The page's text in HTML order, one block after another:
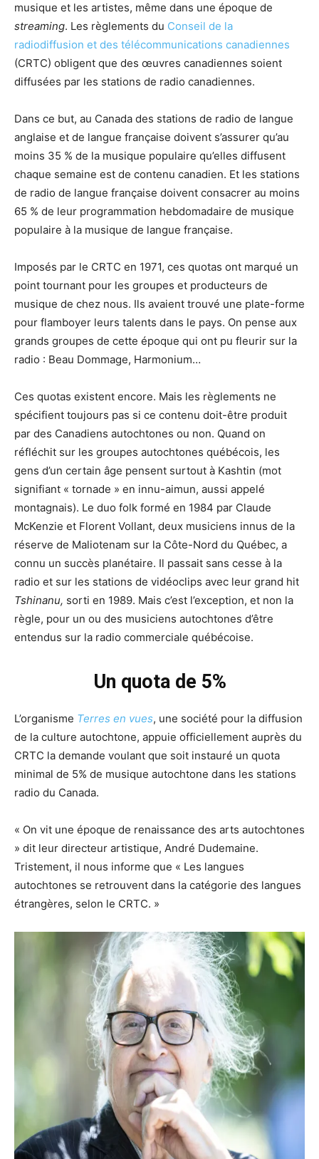
musique et les artistes, même dans une époque de
streaming. Les règlements du Conseil de la
radiodiffusion et des télécommunications canadiennes
(CRTC) obligent que des œuvres canadiennes soient
diffusées par les stations de radio canadiennes.
Dans ce but, au Canada des stations de radio de langue
anglaise et de langue française doivent s’assurer qu’au
moins 35 % de la musique populaire qu’elles diffusent
chaque semaine est de contenu canadien. Et les stations
de radio de langue française doivent consacrer au moins
65 % de leur programmation hebdomadaire de musique
populaire à la musique de langue française.
Imposés par le CRTC en 1971, ces quotas ont marqué un
point tournant pour les groupes et producteurs de
musique de chez nous. Ils avaient trouvé une plate-forme
pour flamboyer leurs talents dans le pays. On pense aux
grands groupes de cette époque qui ont pu fleurir sur la
radio : Beau Dommage, Harmonium…
Ces quotas existent encore. Mais les règlements ne
spécifient toujours pas si ce contenu doit-être produit
par des Canadiens autochtones ou non. Quand on
réfléchit sur les groupes autochtones québécois, les
gens d’un certain âge pensent surtout à Kashtin (mot
signifiant « tornade » en innu-aimun, aussi appelé
montagnais). Le duo folk formé en 1984 par Claude
McKenzie et Florent Vollant, deux musiciens innus de la
réserve de Maliotenam sur la Côte-Nord du Québec, a
connu un succès planétaire. Il passait sans cesse à la
radio et sur les stations de vidéoclips avec leur grand hit
Tshinanu, sorti en 1989. Mais c’est l’exception, et non la
règle, pour un ou des musiciens autochtones d’être
entendus sur la radio commerciale québécoise.
Un quota de 5%
L’organisme Terres en vues, une société pour la diffusion
de la culture autochtone, appuie officiellement auprès du
CRTC la demande voulant que soit instauré un quota
minimal de 5% de musique autochtone dans les stations
radio du Canada.
« On vit une époque de renaissance des arts autochtones
» dit leur directeur artistique, André Dudemaine.
Tristement, il nous informe que « Les langues
autochtones se retrouvent dans la catégorie des langues
étrangères, selon le CRTC. »